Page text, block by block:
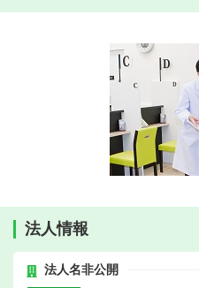
法人情報
法人名非公開